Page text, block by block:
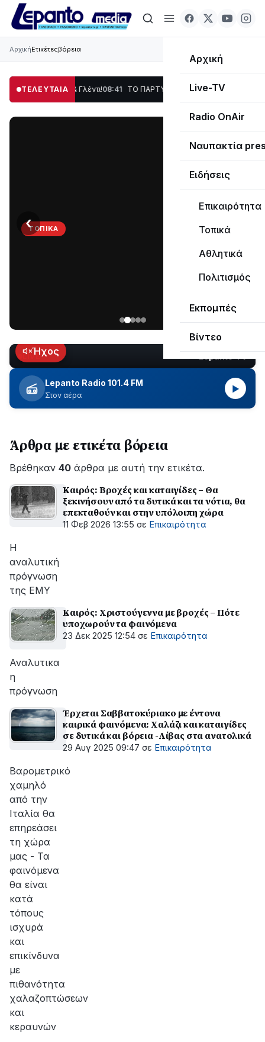
Αρχική
Live-TV
Radio OnAir
Ναυπακτία
Ειδήσεις
Επικαιρότητα
Τοπικά
Αθλητικά
Πολιτισμός
Εκπομπές
Βίντεο
ΑρχικήΕτικέτεςβόρεια
ΤΕΛΕΥΤΑΙΑ
Χορός & Γλέντι! 08:41 ΤΟ ΠΑΡΤΥ ΣΥΝΕΧΙΖΕΤΑΙ… 19:47 Στο σκοτάδι
ΤΟΠΙΚΆ
Κωτσανά
για
τα
μεγάλα
έργα
‹
LIVEΉχος
Lepanto Radio 101.4 FM
Στον αέρα
▶
Άρθρα με ετικέτα βόρεια
Βρέθηκαν 40 άρθρα με αυτή την ετικέτα.
Καιρός: Βροχές και καταιγίδες – Θα
ξεκινήσουν από τα δυτικά και τα νότια, θα
επεκταθούν και στην υπόλοιπη χώρα
11 Φεβ 2026 13:55 σε Επικαιρότητα
Η
αναλυτική
πρόγνωση
της ΕΜΥ
Καιρός: Χριστούγεννα με βροχές – Πότε
υποχωρούν τα φαινόμενα
23 Δεκ 2025 12:54 σε Επικαιρότητα
Αναλυτικα
η
πρόγνωση
Έρχεται Σαββατοκύριακο με έντονα
καιρικά φαινόμενα: Χαλάζι και καταιγίδες
σε δυτικά και βόρεια -Λίβας στα ανατολικά
29 Αυγ 2025 09:47 σε Επικαιρότητα
Βαρομετρικό
χαμηλό
από την
Ιταλία θα
επηρεάσει
τη χώρα
μας - Τα
φαινόμενα
θα είναι
κατά
τόπους
ισχυρά
και
επικίνδυνα
με
πιθανότητα
χαλαζοπτώσεων
και
κεραυνών